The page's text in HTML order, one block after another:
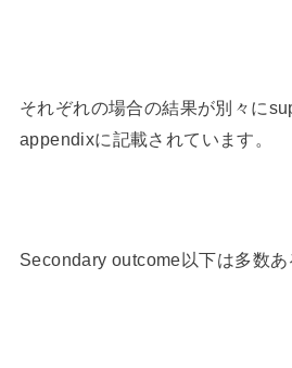
それぞれの場合の結果が別々に
appendixに記載されています。
Secondary outcome以下は多数あ